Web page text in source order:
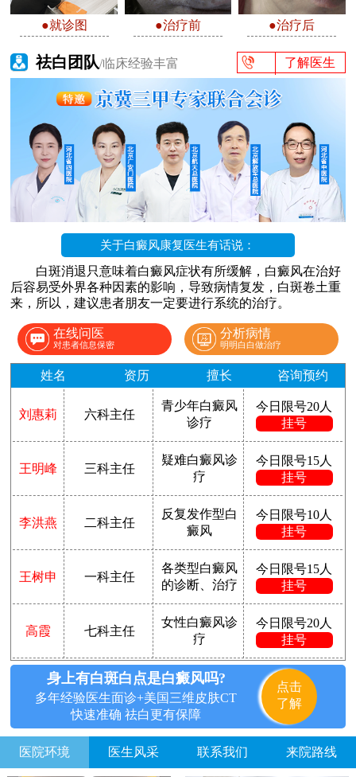
●就诊图 ●治疗前 ●治疗后
祛白团队/临床经验丰富 了解医生
关于白癜风康复医生有话说：
白斑消退只意味着白癜风症状有所缓解，白癜风在治好
后容易受外界各种因素的影响，导致病情复发，白斑卷土重
来，所以，建议患者朋友一定要进行系统的治疗。
在线问医
对患者信息保密
分析病情
明明白白做治疗
姓名 资历 擅长 咨询预约
刘惠莉 六科主任
青少年白癜风
诊疗
今日限号20人
挂号
王明峰 三科主任
疑难白癜风诊
疗
今日限号15人
挂号
李洪燕 二科主任
反复发作型白
癜风
今日限号10人
挂号
王树申 一科主任
各类型白癜风
的诊断、治疗
今日限号15人
挂号
高霞 七科主任
女性白癜风诊
疗
今日限号20人
挂号
身上有白斑白点是白癜风吗?
多年经验医生面诊+美国三维皮肤CT
快速准确 祛白更有保障
点击
了解
医院环境 医生风采 联系我们 来院路线